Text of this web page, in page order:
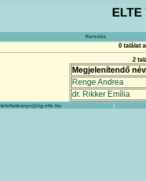
Keresés
0 találat
2
Megjelenítendő név
Renge Andrea
dr. Rikker Emília
telefonkonyv@iig.elte.hu